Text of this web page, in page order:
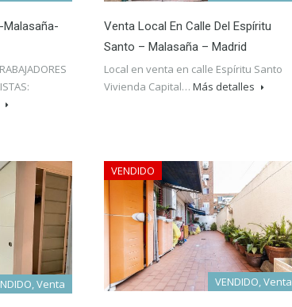
Malasaña-
Venta Local En Calle Del Espíritu
Santo – Malasaña – Madrid
Local en venta en calle Espíritu Santo
Vivienda Capital… Más detalles
Venta
VENDIDO
VENDIDO, Venta